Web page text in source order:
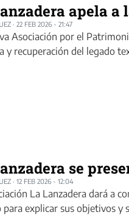
apela
· 22 FEB 2026 - 21:47
Asociación por el
y recuperación del legado
se
· 12 FEB 2026 - 12:04
La Lanzadera dará a
explicar sus objetivos y